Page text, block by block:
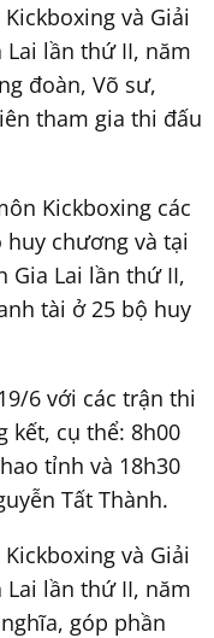
và Giải
Lai lần thứ II, năm
đoàn, Võ sư,
tham gia thi đấu
Kickboxing các
chương và tại
Gia Lai lần thứ II,
tài ở 25 bộ huy
6 với các trận thi
kết, cụ thể: 8h00
tỉnh và 18h30
Tất Thành.
và Giải
Lai lần thứ II, năm
góp phần